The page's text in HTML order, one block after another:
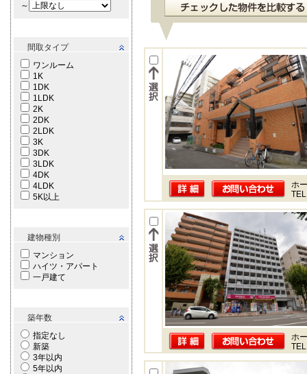
～
間取タイプ
ワンルーム
1K
1DK
1LDK
2K
2DK
2LDK
3K
3DK
3LDK
4DK
4LDK
5K以上
建物種別
マンション
ハイツ・アパート
一戸建て
築年数
指定なし
新築
3年以内
5年以内
ホ
ホ